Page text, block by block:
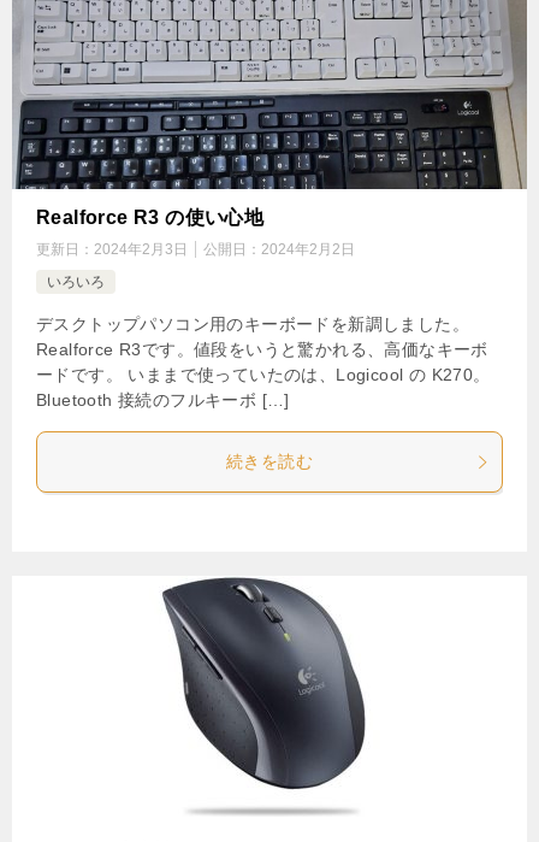
Realforce R3 の使い心地
更新日： 2024年2月3日 公開日： 2024年2月2日
いろいろ
デスクトップパソコン用のキーボードを新調しました。
Realforce R3です。値段をいうと驚かれる、高価なキーボ
ードです。 いままで使っていたのは、Logicool の K270。
Bluetooth 接続のフルキーボ […]
続きを読む